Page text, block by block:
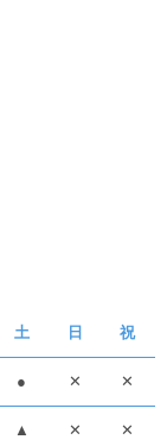
土 日 祝
● ✕ ✕
▲ ✕ ✕